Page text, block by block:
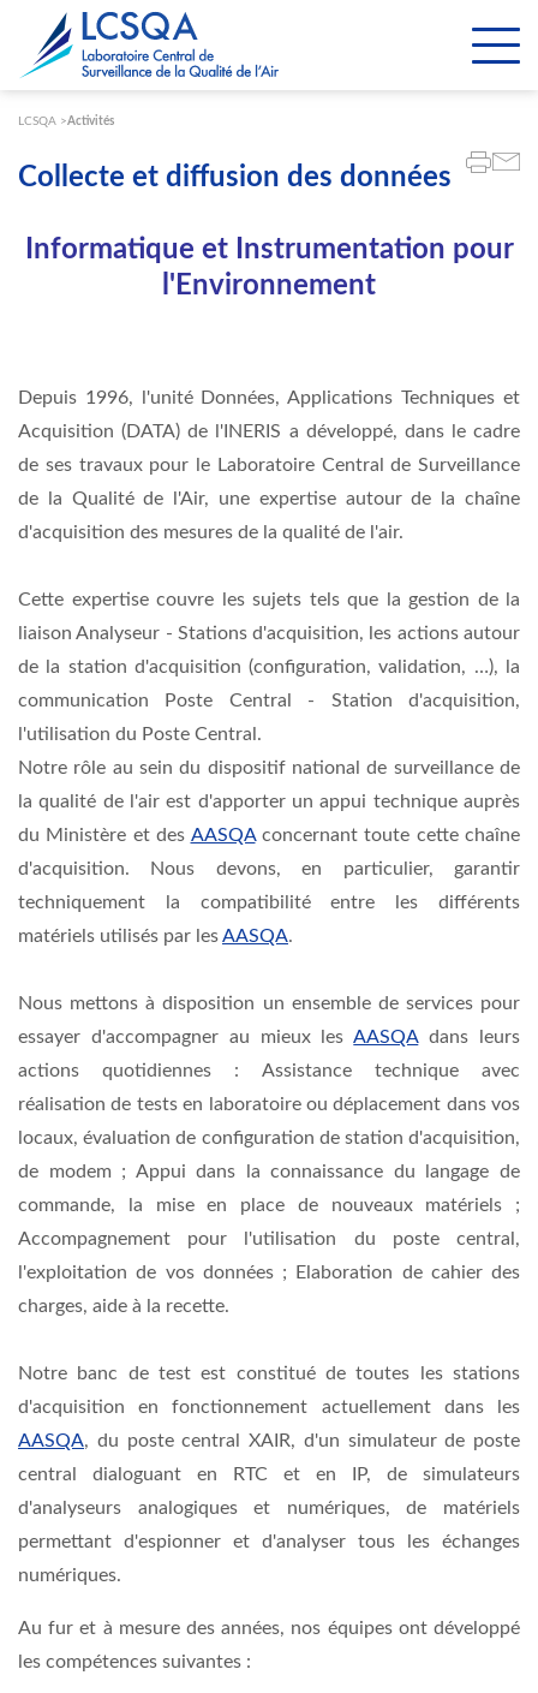
LCSQA Activités
Collecte et diffusion des données
Informatique et Instrumentation pour
l'Environnement
Depuis 1996, l'unité Données, Applications Techniques et
Acquisition (DATA) de l'INERIS a développé, dans le cadre
de ses travaux pour le Laboratoire Central de Surveillance
de la Qualité de l'Air, une expertise autour de la chaîne
d'acquisition des mesures de la qualité de l'air.
Cette expertise couvre les sujets tels que la gestion de la
liaison Analyseur - Stations d'acquisition, les actions autour
de la station d'acquisition (configuration, validation, …), la
communication Poste Central - Station d'acquisition,
l'utilisation du Poste Central.
Notre rôle au sein du dispositif national de surveillance de
la qualité de l'air est d'apporter un appui technique auprès
du Ministère et des AASQAconcernant toute cette chaîne
d'acquisition. Nous devons, en particulier, garantir
techniquement la compatibilité entre les différents
matériels utilisés par lesAASQA.
Nous mettons à disposition un ensemble de services pour
essayer d'accompagner au mieux lesAASQAdans leurs
actions quotidiennes : Assistance technique avec
réalisation de tests en laboratoire ou déplacement dans vos
locaux, évaluation de configuration de station d'acquisition,
de modem ; Appui dans la connaissance du langage de
commande, la mise en place de nouveaux matériels ;
Accompagnement pour l'utilisation du poste central,
l'exploitation de vos données ; Elaboration de cahier des
charges, aide à la recette.
Notre banc de test est constitué de toutes les stations
d'acquisition en fonctionnement actuellement dans les
AASQA, du poste central XAIR, d'un simulateur de poste
central dialoguant en RTC et en IP, de simulateurs
d'analyseurs analogiques et numériques, de matériels
permettant d'espionner et d'analyser tous les échanges
numériques.
Au fur et à mesure des années, nos équipes ont développé
les compétences suivantes :
Paramétrer les cookies